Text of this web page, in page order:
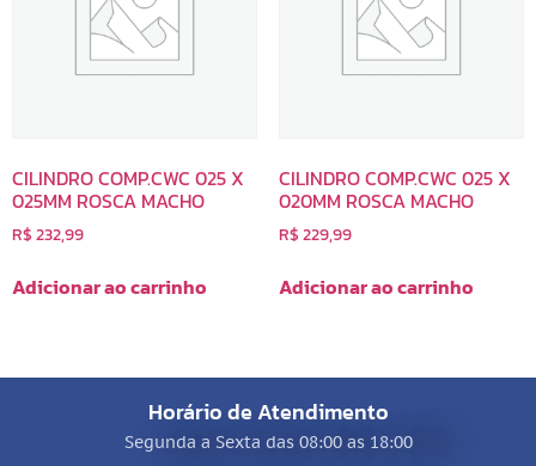
CILINDRO COMP.CWC 025 X
025MM ROSCA MACHO
R$232,99
Adicionar ao carrinho
CILINDRO COMP.CWC 025 X
020MM ROSCA MACHO
R$229,99
Adicionar ao carrinho
Horário de Atendimento
Segunda a Sexta das 08:00 as 18:00